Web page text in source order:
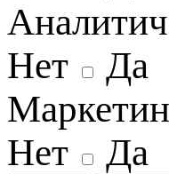
Нет
Да
Нет
Да